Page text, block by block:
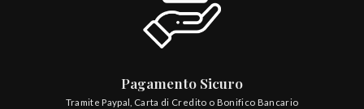
Pagamento Sicuro
Tramite Paypal, Carta di Credito o Bonifico Bancario